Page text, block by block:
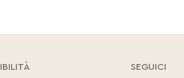
SEGUICI